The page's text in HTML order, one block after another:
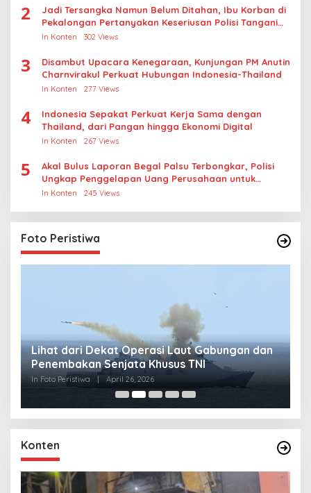
2
Jadi Tersangka Namun Belum Ditahan, Ibu Korban di
Pekalongan Pertanyakan Keseriusan Polisi Tangani
Kasus Rudapksa Sampai Anaknya Hamil
In Konten 302 Views
3
Disambut Upacara Kenegaraan, Kunjungan PM Anutin
Charnvirakul Perkuat Hubungan Indonesia-Thailand
In Konten 277 Views
4
Indonesia Sepakat Perkuat Kerja Sama dengan
Thailand, dari Pangan hingga Ekonomi Digital
In Konten 267 Views
5
Akal Bulus Laporan Begal Palsu Terbongkar, Polisi
Ungkap Penggelapan Uang Perusahaan untuk
Crypto
In Konten 245 Views
Foto Peristiwa
Lihat dari Dekat Operasi Laut Gabungan dan
Penembakan Senjata Khusus TNI
In Foto Peristiwa | April 26, 2026
Konten